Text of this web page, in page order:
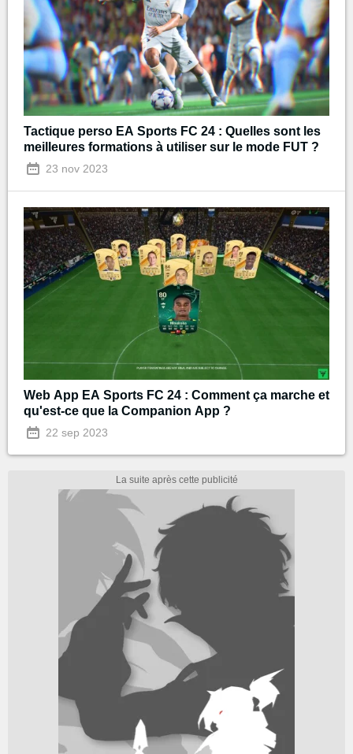
Tactique perso EA Sports FC 24 : Quelles sont les
meilleures formations à utiliser sur le mode FUT ?
23 nov 2023
Web App EA Sports FC 24 : Comment ça marche et
qu'est-ce que la Companion App ?
22 sep 2023